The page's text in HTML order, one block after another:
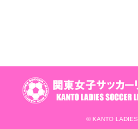
© KANTO